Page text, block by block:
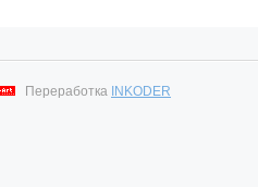
Переработка INKODER